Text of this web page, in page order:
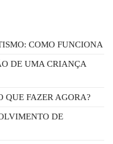
COMO FUNCIONA
DE UMA CRIANÇA
QUE FAZER AGORA?
DE